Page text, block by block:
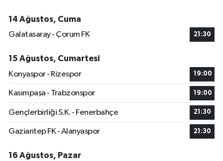
14 Ağustos, Cuma
Galatasaray - Çorum FK
21:30
15 Ağustos, Cumartesi
Konyaspor - Rizespor
19:00
Kasımpaşa - Trabzonspor 19:00
Gençlerbirliği S.K. - Fenerbahçe 21:30
Gaziantep FK - Alanyaspor 21:30
16 Ağustos, Pazar